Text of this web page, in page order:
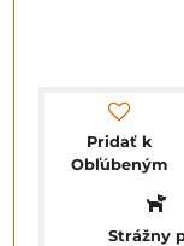
Pridať k
Obľúbeným
Strážny